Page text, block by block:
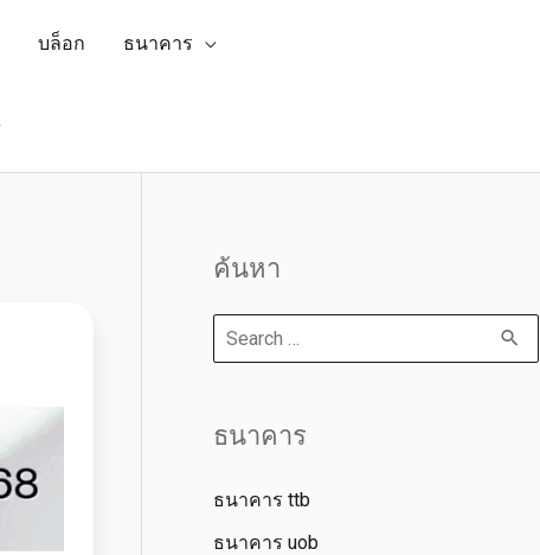
บล็อก ธนาคาร
ค้นหา
ธนาคาร
ธนาคาร ttb
ธนาคาร uob